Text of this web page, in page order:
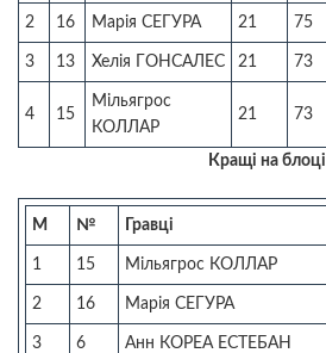
2 16 Марія СЕГУРА 21 75
3 13 Хелія ГОНСАЛЕС 21 73
4 15
Мільягрос
КОЛЛАР
21 73
Кращі на блоці
М № Гравці
1 15 Мільягрос КОЛЛАР
2 16 Марія СЕГУРА
3 6 Анн КОРЕА ЕСТЕБАН